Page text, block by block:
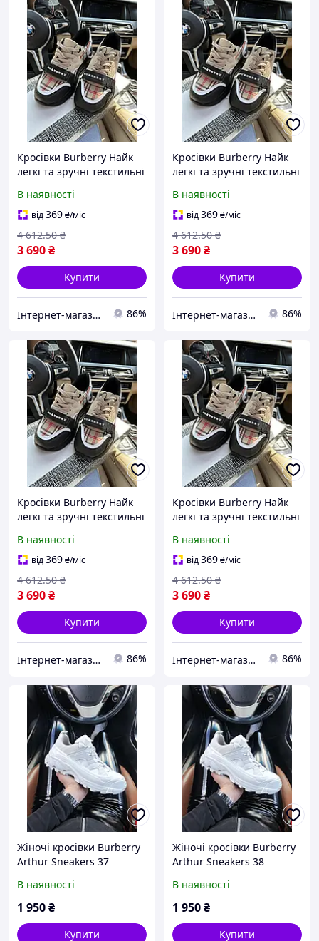
Кросівки Burberry Найк
легкі та зручні текстильні
весни літа осені розміри
40-44 комплект 41
В наявності
від369₴/міс
3 690₴
4 612.50 ₴
Купити
Інтернет-магазин Cool Top 86%
Кросівки Burberry Найк
легкі та зручні текстильні
весни літа осені розміри
40-44 комплект 42
В наявності
від369₴/міс
3 690₴
4 612.50 ₴
Купити
Інтернет-магазин Cool Top 86%
Кросівки Burberry Найк
легкі та зручні текстильні
весни літа осені розміри
40-44 комплект 43
В наявності
від369₴/міс
3 690₴
4 612.50 ₴
Купити
Інтернет-магазин Cool Top 86%
Кросівки Burberry Найк
легкі та зручні текстильні
весни літа осені розміри
40-44 комплект 44
В наявності
від369₴/міс
3 690₴
4 612.50 ₴
Купити
Інтернет-магазин Cool Top 86%
Жіночі кросівки Burberry
Arthur Sneakers 37
В наявності
1 950₴
Купити
Жіночі кросівки Burberry
Arthur Sneakers 38
В наявності
1 950₴
Купити